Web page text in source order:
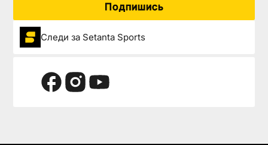
Подпишись
Следи за Setanta Sports